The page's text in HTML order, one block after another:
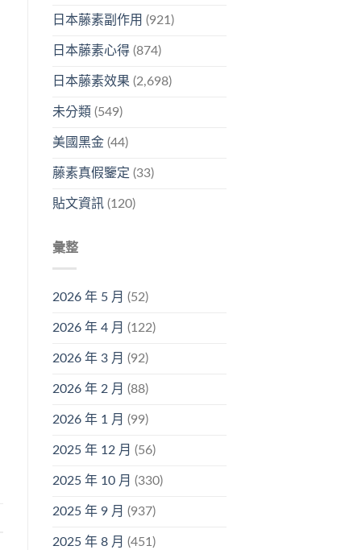
日本藤素副作用 (921)
日本藤素心得(874)
日本藤素效果 (2,698)
未分類 (549)
美國黑金(44)
藤素真假鑒定 (33)
貼文資訊(120)
彙整
2026 年 5 月 (52)
2026 年 4 月 (122)
2026 年 3 月 (92)
2026 年 2 月 (88)
2026 年 1 月 (99)
2025 年 12 月 (56)
2025 年 10 月 (330)
2025 年 9 月 (937)
2025 年 8 月 (451)